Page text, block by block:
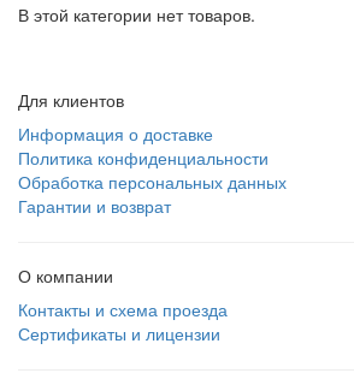
В этой категории нет товаров.
Для клиентов
Информация о доставке
Политика конфиденциальности
Обработка персональных данных
Гарантии и возврат
О компании
Контакты и схема проезда
Сертификаты и лицензии